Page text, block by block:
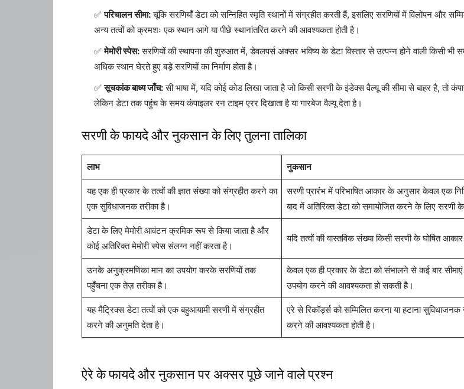
परिचालन सीमा:चूंकि सरणियाँ डेटा को सन्निहित स्मृति स्थानों में संग्रहीत करती हैं, इसलिए सरणियों में विलोपन और
अन्य तत्वों को क्रमशः एक स्थान आगे या पीछे स्थानांतरित करने की आवश्यकता होती है।
मेमोरी स्पेस:सरणियों की स्थापना की शुरुआत में, डेवलपर्स अक्सर भविष्य के डेटा विस्तार से उत्पन्न होने वाली किसी
अधिक स्थान घेरते हुए बड़े सरणियों का निर्माण होता है।
सूचकांक बाध्य जाँच:सी भाषा में, यदि कोई कोड लिखा जाता है जो किसी सरणी के इंडेक्स वैल्यू की सीमा से बाहर है, तो
लेकिन डेटा तक पहुंच के समय कंपाइलर रन टाइम एरर दिखाता है या गारबेज वैल्यू देता है।
सरणी के फायदे और नुकसान के लिए तुलना तालिका
लाभ नुकसान
यह एक ही प्रकार के तत्वों की ज्ञात संख्या को संग्रहीत करने का
एक सुविधाजनक तरीका है।
सरणी प्रारंभ में परिभाषित आकार के अनुसार केवल एक
बाद में अतिरिक्त डेटा को समायोजित करने के लिए सरणी
डेटा के लिए मेमोरी आवंटन क्रमिक रूप से किया जाता है और
कोई अतिरिक्त मेमोरी स्पेस संलग्न नहीं करता है।
यदि तत्वों की वास्तविक संख्या किसी सरणी के घोषित
उनके अनुक्रमणिका मान का उपयोग करके सरणियों तक
पहुँचना एक तेज़ तरीका है।
केवल एक ही प्रकार के डेटा को संभालने से कई बार
उपयोग करने की आवश्यकता हो सकती है।
यह मैट्रिक्स डेटा तत्वों को एक बहुआयामी सरणी में संग्रहीत
करने की अनुमति देता है।
एरे से रिकॉर्ड्स को सम्मिलित करना या हटाना
करने की आवश्यकता होती है।
ऐरे के फायदे और नुकसान पर अक्सर पूछे जाने वाले प्रश्न